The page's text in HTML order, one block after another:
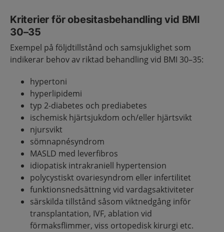
Kriterier för obesitasbehandling vid BMI
30–35
Exempel på följdtillstånd och samsjuklighet som
indikerar behov av riktad behandling vid BMI 30–35:
hypertoni
hyperlipidemi
typ 2-diabetes och prediabetes
ischemisk hjärtsjukdom och/eller hjärtsvikt
njursvikt
sömnapnésyndrom
MASLD med leverfibros
idiopatisk intrakraniell hypertension
polycystiskt ovariesyndrom eller infertilitet
funktionsnedsättning vid vardagsaktiviteter
särskilda tillstånd såsom viktnedgång inför
transplantation, IVF, ablation vid
förmaksflimmer, viss ortopedisk kirurgi etc.